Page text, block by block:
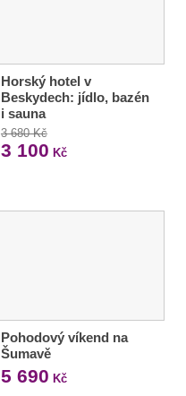
Horský hotel v
Beskydech: jídlo, bazén
i sauna
3 680 Kč
3 100 Kč
Pohodový víkend na
Šumavě
5 690 Kč